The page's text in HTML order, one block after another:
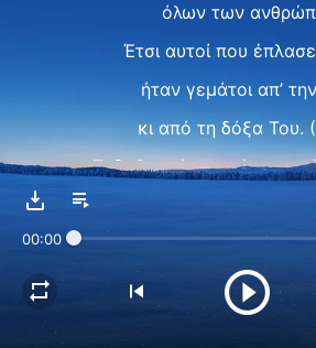
όλων των
Έτσι αυτοί που
ήταν γεμάτοι απ’
κι από τη δόξα Του.
Τι δοξασμένη η μέρα, τι
Τι δοξασμένη η μέρα, τι
που ο Θεός έπλασε
Πρόγονοι ήταν των
00:00